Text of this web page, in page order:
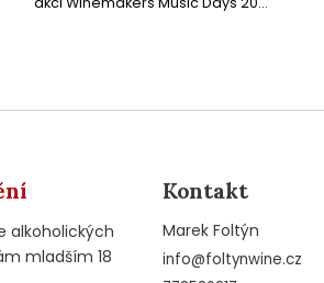
alkoholických
mladším 18
Kontakt
Marek Foltýn
info@foltynwine.cz